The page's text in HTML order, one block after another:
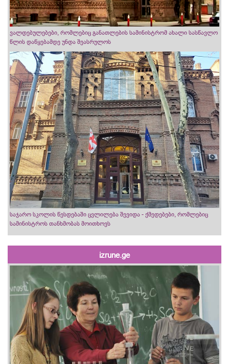
ვალდებულებები, რომლებიც განათლების სამინისტრომ ახალი სასწავლო
წლის დაწყებამდე უნდა შეასრულოს
საჯარო სკოლის წესდებაში ცვლილება შევიდა - ქმედებები, რომლებიც
სამინისტროს თანხმობას მოითხოვს
izrune.ge